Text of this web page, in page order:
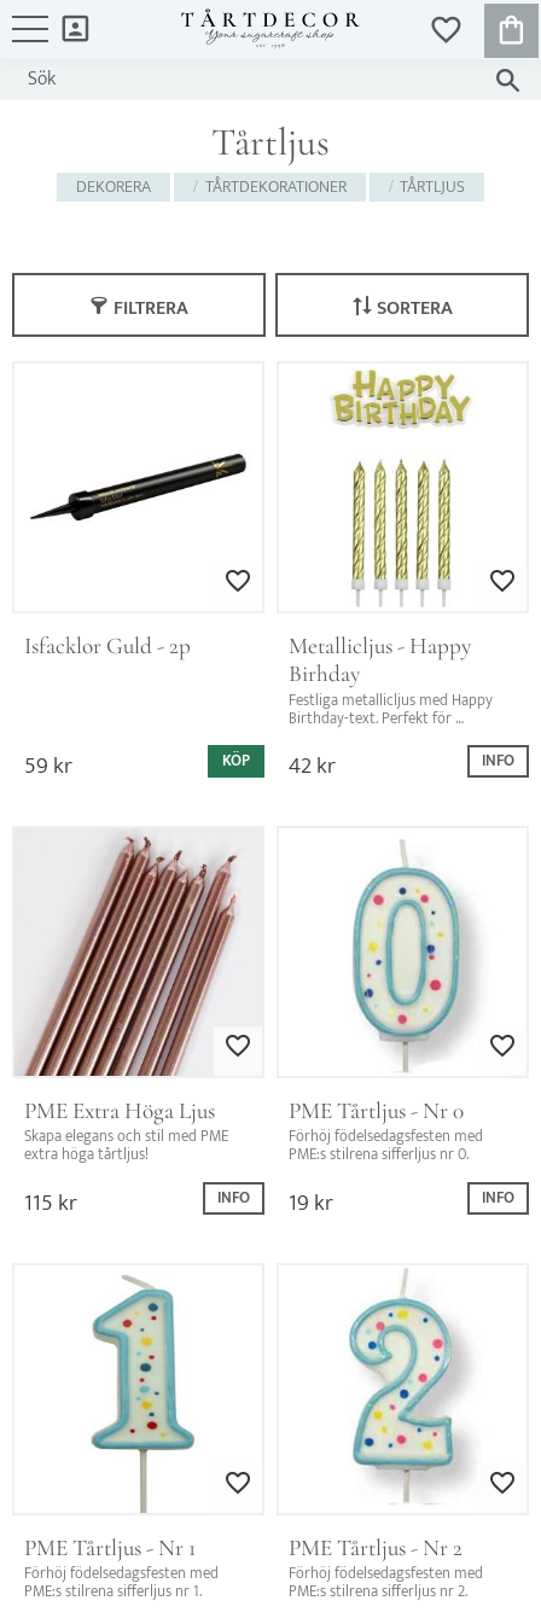
FAVORITER
Tårtljus
DEKORERA TÅRTDEKORATIONER TÅRTLJUS
FILTRERA SORTERA
Lägg till i favoriter
Isfacklor Guld - 2p
59kr KÖP
Lägg till i
Metallicljus - Happy
Birhday
Festliga metallicljus med Happy
Birthday-text. Perfekt för
42kr INFO
Lägg till i favoriter
PME Extra Höga Ljus
Skapa elegans och stil med PME
extra höga tårtljus!
115kr INFO
Lägg till i
PME Tårtljus - Nr 0
Förhöj födelsedagsfesten med
PME:s stilrena sifferljus nr 0.
19kr INFO
Lägg till i favoriter
PME Tårtljus - Nr 1
Förhöj födelsedagsfesten med
PME:s stilrena sifferljus nr 1.
Lägg till i
PME Tårtljus - Nr 2
Förhöj födelsedagsfesten med
PME:s stilrena sifferljus nr 2.